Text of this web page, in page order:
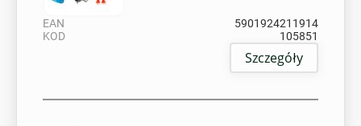
EAN
5901924211914
KOD
105851
Szczegóły